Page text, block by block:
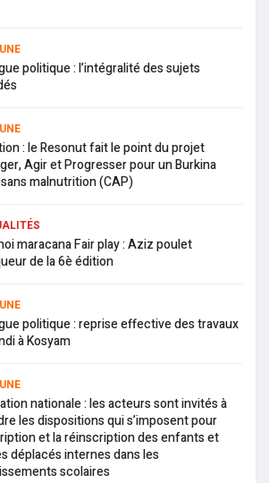
politique : l’intégralité des sujets
: le Resonut fait le point du projet
Agir et Progresser pour un Burkina
malnutrition (CAP)
maracana Fair play : Aziz poulet
de la 6è édition
politique : reprise effective des travaux
à Kosyam
nationale : les acteurs sont invités à
les dispositions qui s’imposent pour
et la réinscription des enfants et
déplacés internes dans les
scolaires